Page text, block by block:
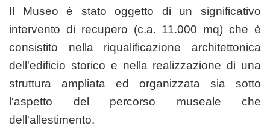
Il Museo è stato oggetto di un significativo
intervento di recupero (c.a. 11.000 mq) che è
consistito nella riqualificazione architettonica
dell'edificio storico e nella realizzazione di una
struttura ampliata ed organizzata sia sotto
l'aspetto del percorso museale che
dell'allestimento.